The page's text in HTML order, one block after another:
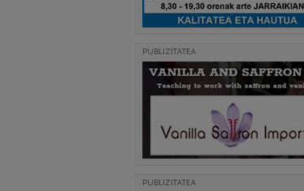
PUBLIZITATEA
PUBLIZITATEA